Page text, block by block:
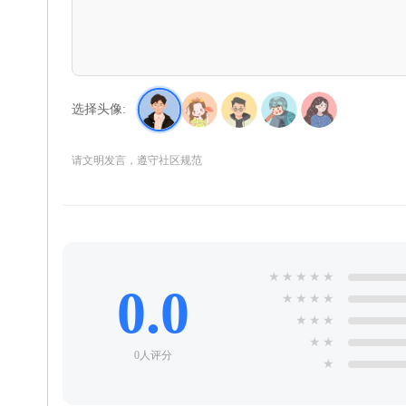
选择头像:
请文明发言，遵守社区规范
0.0
0人评分
★ ★ ★ ★ ★
★ ★ ★ ★
★ ★ ★
★ ★
★